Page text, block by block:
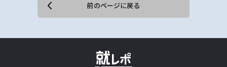
前のページに戻る